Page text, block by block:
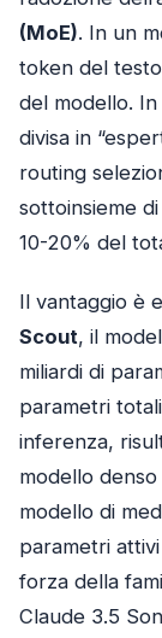
(MoE). In un
token del
del modello.
divisa in
routing
sottoinsieme
10-20% del
Il vantaggio è
Scout, il
miliardi di
parametri
inferenza,
modello
modello di
parametri
forza della
Claude 3.5